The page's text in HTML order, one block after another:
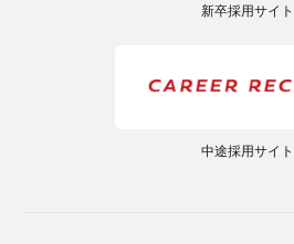
新卒採用サイト
中途採用サイト